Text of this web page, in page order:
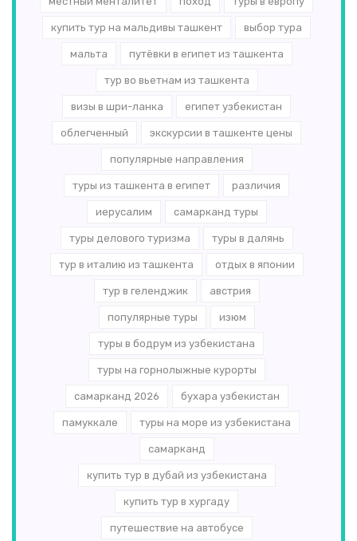
купить тур на мальдивы ташкент выбор тура
мальта путёвки в египет из ташкента
тур во вьетнам из ташкента
визы в шри-ланка египет узбекистан
облегченный экскурсии в ташкенте цены
популярные направления
туры из ташкента в египет различия
иерусалим самарканд туры
туры делового туризма туры в далянь
тур в италию из ташкента отдых в японии
тур в геленджик австрия
популярные туры изюм
туры в бодрум из узбекистана
туры на горнолыжные курорты
самарканд 2026 бухара узбекистан
памуккале туры на море из узбекистана
самарканд
купить тур в дубай из узбекистана
купить тур в хургаду
путешествие на автобусе